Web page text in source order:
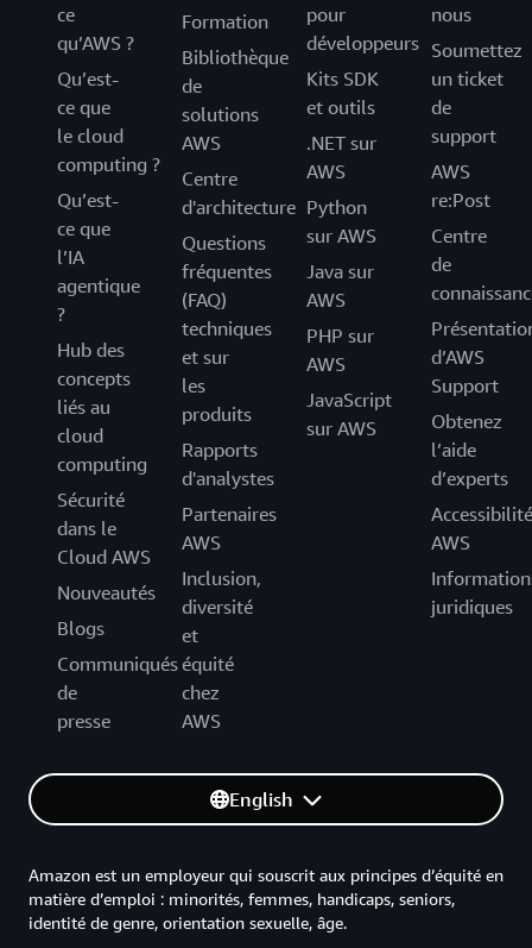
ce
qu’AWS ?
Qu’est-
ce que
le cloud
computing ?
Qu’est-
ce que
l’IA
agentique
?
Hub des
concepts
liés au
cloud
computing
Sécurité
dans le
Cloud AWS
Nouveautés
Blogs
Communiqués
de
presse
Formation
Bibliothèque
de
solutions
AWS
Centre
d'architecture
Questions
fréquentes
(FAQ)
techniques
et sur
les
produits
Rapports
d'analystes
Partenaires
AWS
Inclusion,
diversité
et
équité
chez
AWS
pour
développeurs
Kits SDK
et outils
.NET sur
AWS
Python
sur AWS
Java sur
AWS
PHP sur
AWS
JavaScript
sur AWS
nous
Soumettez
un ticket
de
support
AWS
re:Post
Centre
de
d’AWS
Support
Obtenez
l’aide
d’experts
Accessibilité
AWS
juridiques
English
Amazon est un employeur qui souscrit aux principes d’équité en
matière d’emploi : minorités, femmes, handicaps, seniors,
identité de genre, orientation sexuelle, âge.